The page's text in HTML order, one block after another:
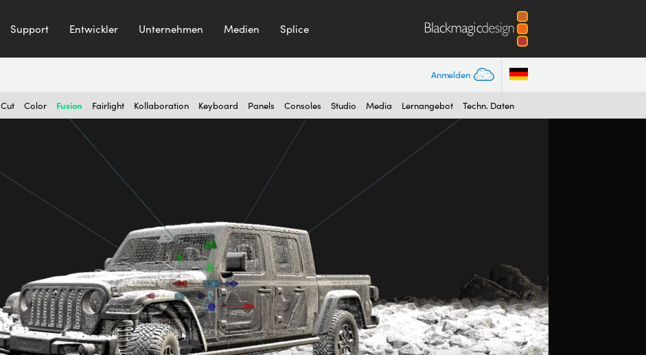
Support Entwickler Unternehmen Medien Splice
Anmelden
Cut Color Fusion Fairlight Kollaboration Keyboard Panels Consoles Studio Media Lernangebot Techn. Daten